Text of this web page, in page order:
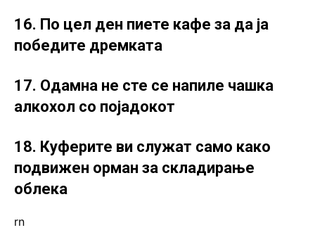
16. По цел ден пиете кафе за да ја
победите дремката
17. Одамна не сте се напиле чашка
алкохол со појадокот
18. Куферите ви служат само како
подвижен орман за складирање
облека
rn